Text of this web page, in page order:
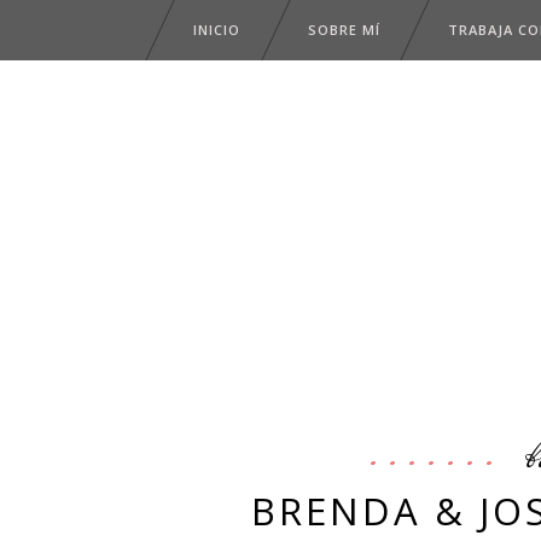
INICIO SOBRE MÍ TRABAJA
BRENDA &